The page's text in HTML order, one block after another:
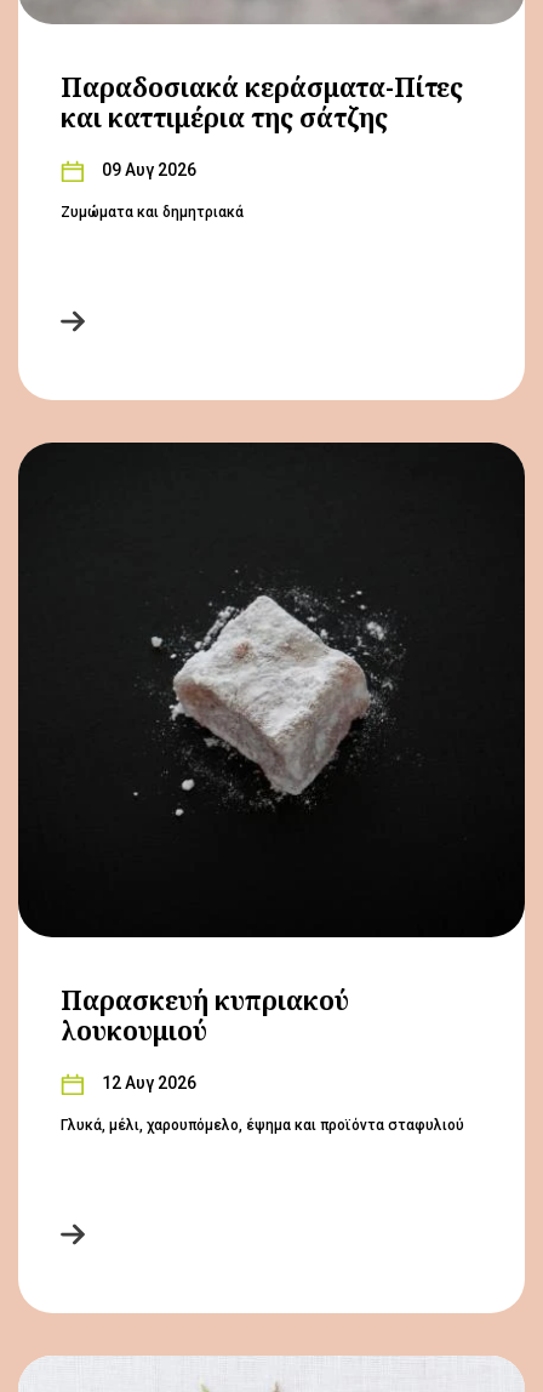
Παραδοσιακά κεράσματα-Πίτες
και καττιμέρια της σάτζης
09 Αυγ 2026
Ζυμώματα και δημητριακά
Παρασκευή κυπριακού
λουκουμιού
12 Αυγ 2026
Γλυκά, μέλι, χαρουπόμελο, έψημα και προϊόντα σταφυλιού